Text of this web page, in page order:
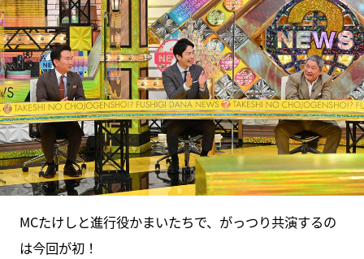
MCたけしと進行役かまいたちで、がっつり共演するの
は今回が初！